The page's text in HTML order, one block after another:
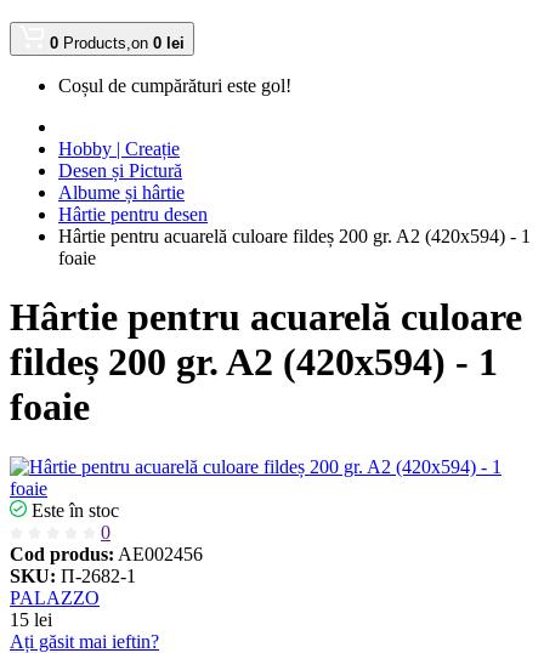
0 Products,on 0 lei
Coșul de cumpărături este gol!
Hobby | Creație
Desen și Pictură
Albume și hârtie
Hârtie pentru desen
Hârtie pentru acuarelă culoare fildeș 200 gr. A2 (420x594) - 1
foaie
Hârtie pentru acuarelă culoare
fildeș 200 gr. A2 (420x594) - 1
foaie
Este în stoc
0
Cod produs: AE002456
SKU: П-2682-1
PALAZZO
15 lei
Ați găsit mai ieftin?